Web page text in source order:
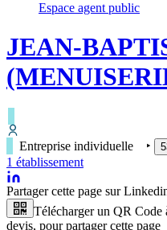
Espace agent public
JEAN-
Entreprise individuelle ‣
1 établissement
Partager cette page sur
Télécharger un QR Code
devis, pour partager cette page